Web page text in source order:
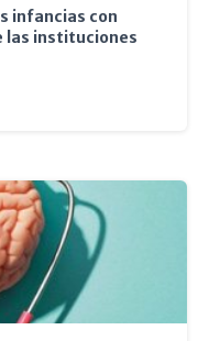
infancias con
las instituciones